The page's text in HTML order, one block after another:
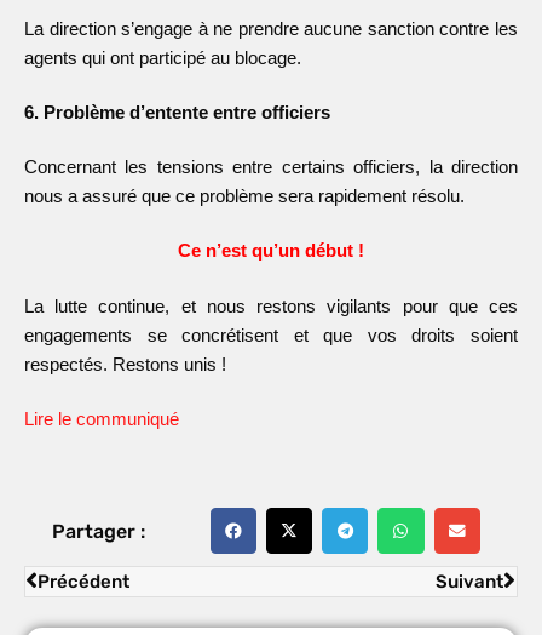
La direction s’engage à ne prendre aucune sanction contre les
agents qui ont participé au blocage.
6. Problème d’entente entre officiers
Concernant les tensions entre certains officiers, la direction
nous a assuré que ce problème sera rapidement résolu.
Ce n’est qu’un début !
La lutte continue, et nous restons vigilants pour que ces
engagements se concrétisent et que vos droits soient
respectés. Restons unis !
Lire le communiqué
Partager :
Précédent Suivant